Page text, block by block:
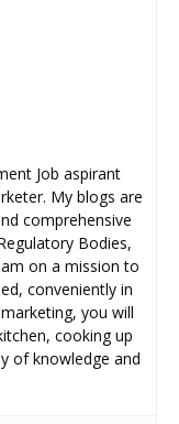
Job aspirant
My blogs are
comprehensive
Bodies,
am on a mission to
conveniently in
you will
cooking up
of knowledge and